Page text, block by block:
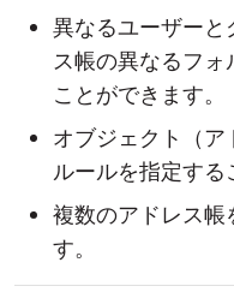
異なるユーザーと
ス帳の異なるフ
ことができます。
オブジェクト（
ルールを指定する
複数のアドレス帳
す。